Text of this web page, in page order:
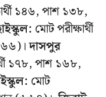
১৪৬, পাশ ১৩৮,
মোট পরীক্ষার্থী
দাসপুর
১৭৮, পাশ ১৬৮,
মোট